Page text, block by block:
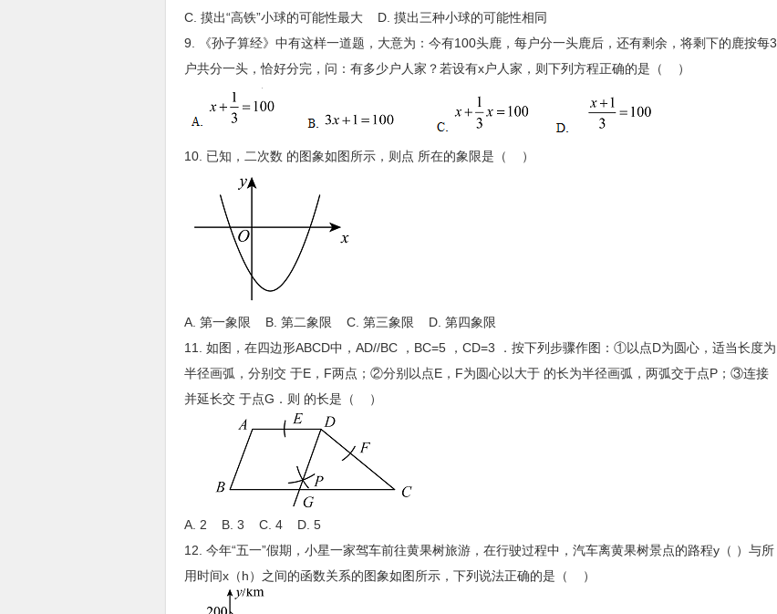
C. 摸出“高铁”小球的可能性最大 D. 摸出三种小球的可能性相同
9. 《孙子算经》中有这样一道题，大意为：今有100头鹿，每户分一头鹿后，还有剩余，将剩下的鹿按每3
户共分一头，恰好分完，问：有多少户人家？若设有x户人家，则下列方程正确的是（ ）
10. 已知，二次数 的图象如图所示，则点 所在的象限是（ ）
A. 第一象限 B. 第二象限 C. 第三象限 D. 第四象限
11. 如图，在四边形ABCD中，AD//BC ，BC=5 ，CD=3 ．按下列步骤作图：①以点D为圆心，适当长度为
半径画弧，分别交 于E，F两点；②分别以点E，F为圆心以大于 的长为半径画弧，两弧交于点P；③连接
并延长交 于点G．则 的长是（ ）
A. 2 B. 3 C. 4 D. 5
12. 今年“五一”假期，小星一家驾车前往黄果树旅游，在行驶过程中，汽车离黄果树景点的路程y（ ）与所
用时间x（h）之间的函数关系的图象如图所示，下列说法正确的是（ ）